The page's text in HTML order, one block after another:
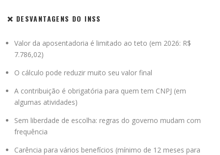
❌ DESVANTAGENS DO INSS
Valor da aposentadoria é limitado ao teto (em 2026: R$
7.786,02)
O cálculo pode reduzir muito seu valor final
A contribuição é obrigatória para quem tem CNPJ (em
algumas atividades)
Sem liberdade de escolha: regras do governo mudam com
frequência
Carência para vários benefícios (mínimo de 12 meses para